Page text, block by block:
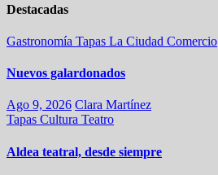
Destacadas
Gastronomía Tapas La Ciudad Comercio
Nuevos galardonados
Ago 9, 2026 Clara Martínez
Tapas Cultura Teatro
Aldea teatral, desde siempre